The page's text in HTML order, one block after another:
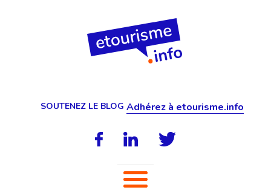
SOUTENEZ LE BLOG Adhérez à etourisme.info